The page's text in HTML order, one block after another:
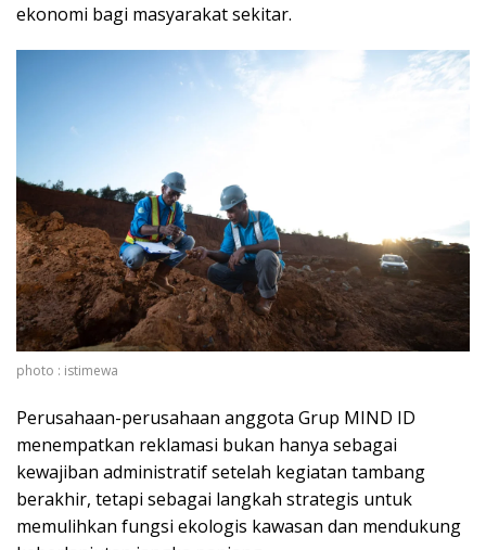
ekonomi bagi masyarakat sekitar.
photo : istimewa
Perusahaan-perusahaan anggota Grup MIND ID
menempatkan reklamasi bukan hanya sebagai
kewajiban administratif setelah kegiatan tambang
berakhir, tetapi sebagai langkah strategis untuk
memulihkan fungsi ekologis kawasan dan mendukung